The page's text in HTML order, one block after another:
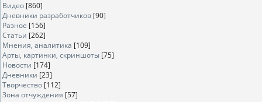
Видео [860]
Дневники разработчиков [90]
Разное [156]
Статьи [262]
Мнения, аналитика [109]
Арты, картинки, скриншоты [75]
Новости [174]
Дневники [23]
Творчество [112]
Зона отчуждения [57]